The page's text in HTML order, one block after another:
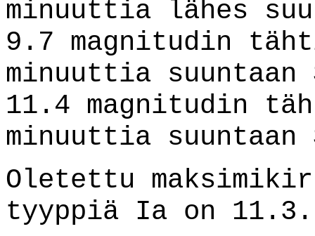
minuuttia lähes
9.7 magnitudin
minuuttia suuntaan
11.4 magnitudin
minuuttia suuntaan
Oletettu
tyyppiä Ia on 11.3.